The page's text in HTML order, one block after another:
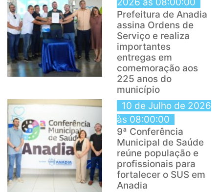
2026 às 08:00:00
Prefeitura de Anadia
assina Ordens de
Serviço e realiza
importantes
entregas em
comemoração aos
225 anos do
município
10 de Julho de 2026
às 08:00:00
9ª Conferência
Municipal de Saúde
reúne população e
profissionais para
fortalecer o SUS em
Anadia